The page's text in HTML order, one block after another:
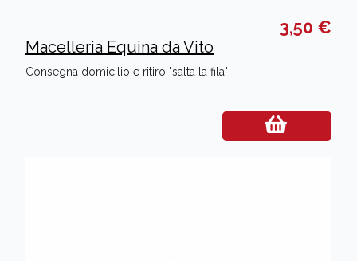
3,50 €
Macelleria Equina da Vito
Consegna domicilio e ritiro "salta la fila"